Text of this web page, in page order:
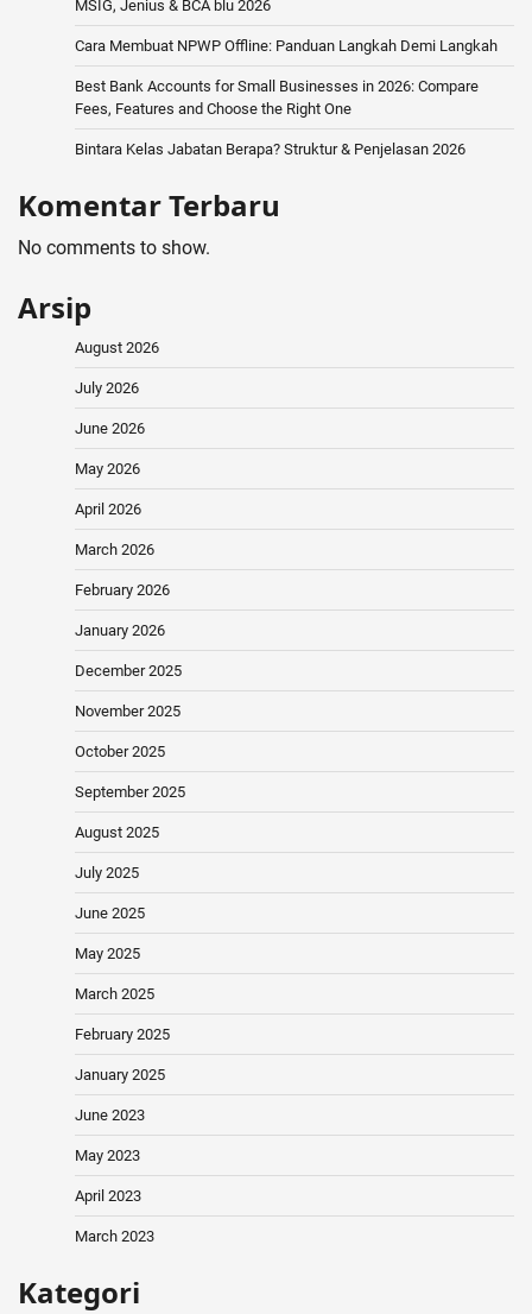
MSIG, Jenius & BCA blu 2026
Cara Membuat NPWP Offline: Panduan Langkah Demi Langkah
Best Bank Accounts for Small Businesses in 2026: Compare
Fees, Features and Choose the Right One
Bintara Kelas Jabatan Berapa? Struktur & Penjelasan 2026
Komentar Terbaru
No comments to show.
Arsip
August 2026
July 2026
June 2026
May 2026
April 2026
March 2026
February 2026
January 2026
December 2025
November 2025
October 2025
September 2025
August 2025
July 2025
June 2025
May 2025
March 2025
February 2025
January 2025
June 2023
May 2023
April 2023
March 2023
Kategori